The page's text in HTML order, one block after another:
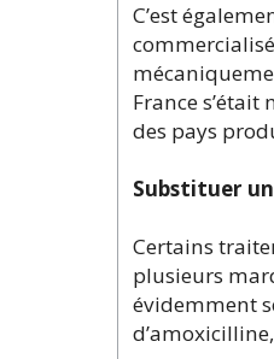
C’est
France
des pays
Substituer
Certains
plusieurs
évidemment